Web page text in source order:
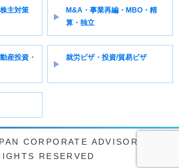
主対策
M&A・事業再編・MBO・精
算・独立
産投資・
就労ビザ・投資/貿易ビザ
CORPORATE ADVISORY ALL
RESERVED